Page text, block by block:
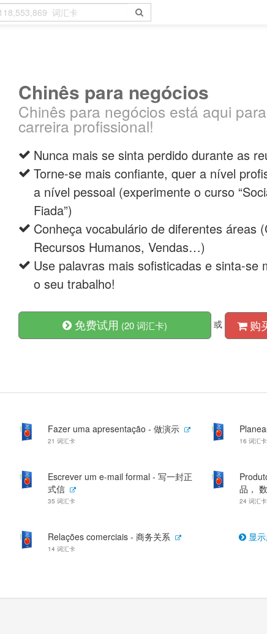
Chinês para negócios
Chinês para negócios está aqui
carreira profissional!
Nunca mais se sinta perdido durante as
Torne-se mais confiante, quer a nível
a nível pessoal (experimente o curso
Fiada”)
Conheça vocabulário de diferentes áreas
Recursos Humanos, Vendas…)
Use palavras mais sofisticadas e sinta-se
o seu trabalho!
免费试用 (20 词汇卡) 或 购
Fazer uma apresentação - 做演示
21 词汇卡 16 词汇卡
Escrever um e-mail formal - 写一封正
式信
35 词汇卡
品，
24 词汇卡
Relações comerciais - 商务关系
14 词汇卡
显